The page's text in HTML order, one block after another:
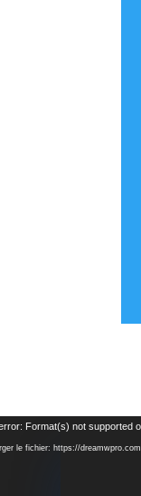
Lecteur
vidéo
Format(s) not supported
le fichier: https://